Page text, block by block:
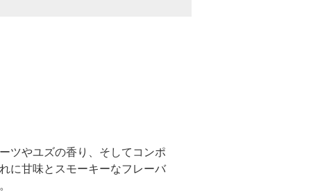
ツやユズの香り、そしてコンポ
に甘味とスモーキーなフレーバ